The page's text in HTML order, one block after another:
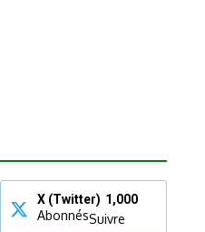
X (Twitter) 1,000
AbonnésSuivre